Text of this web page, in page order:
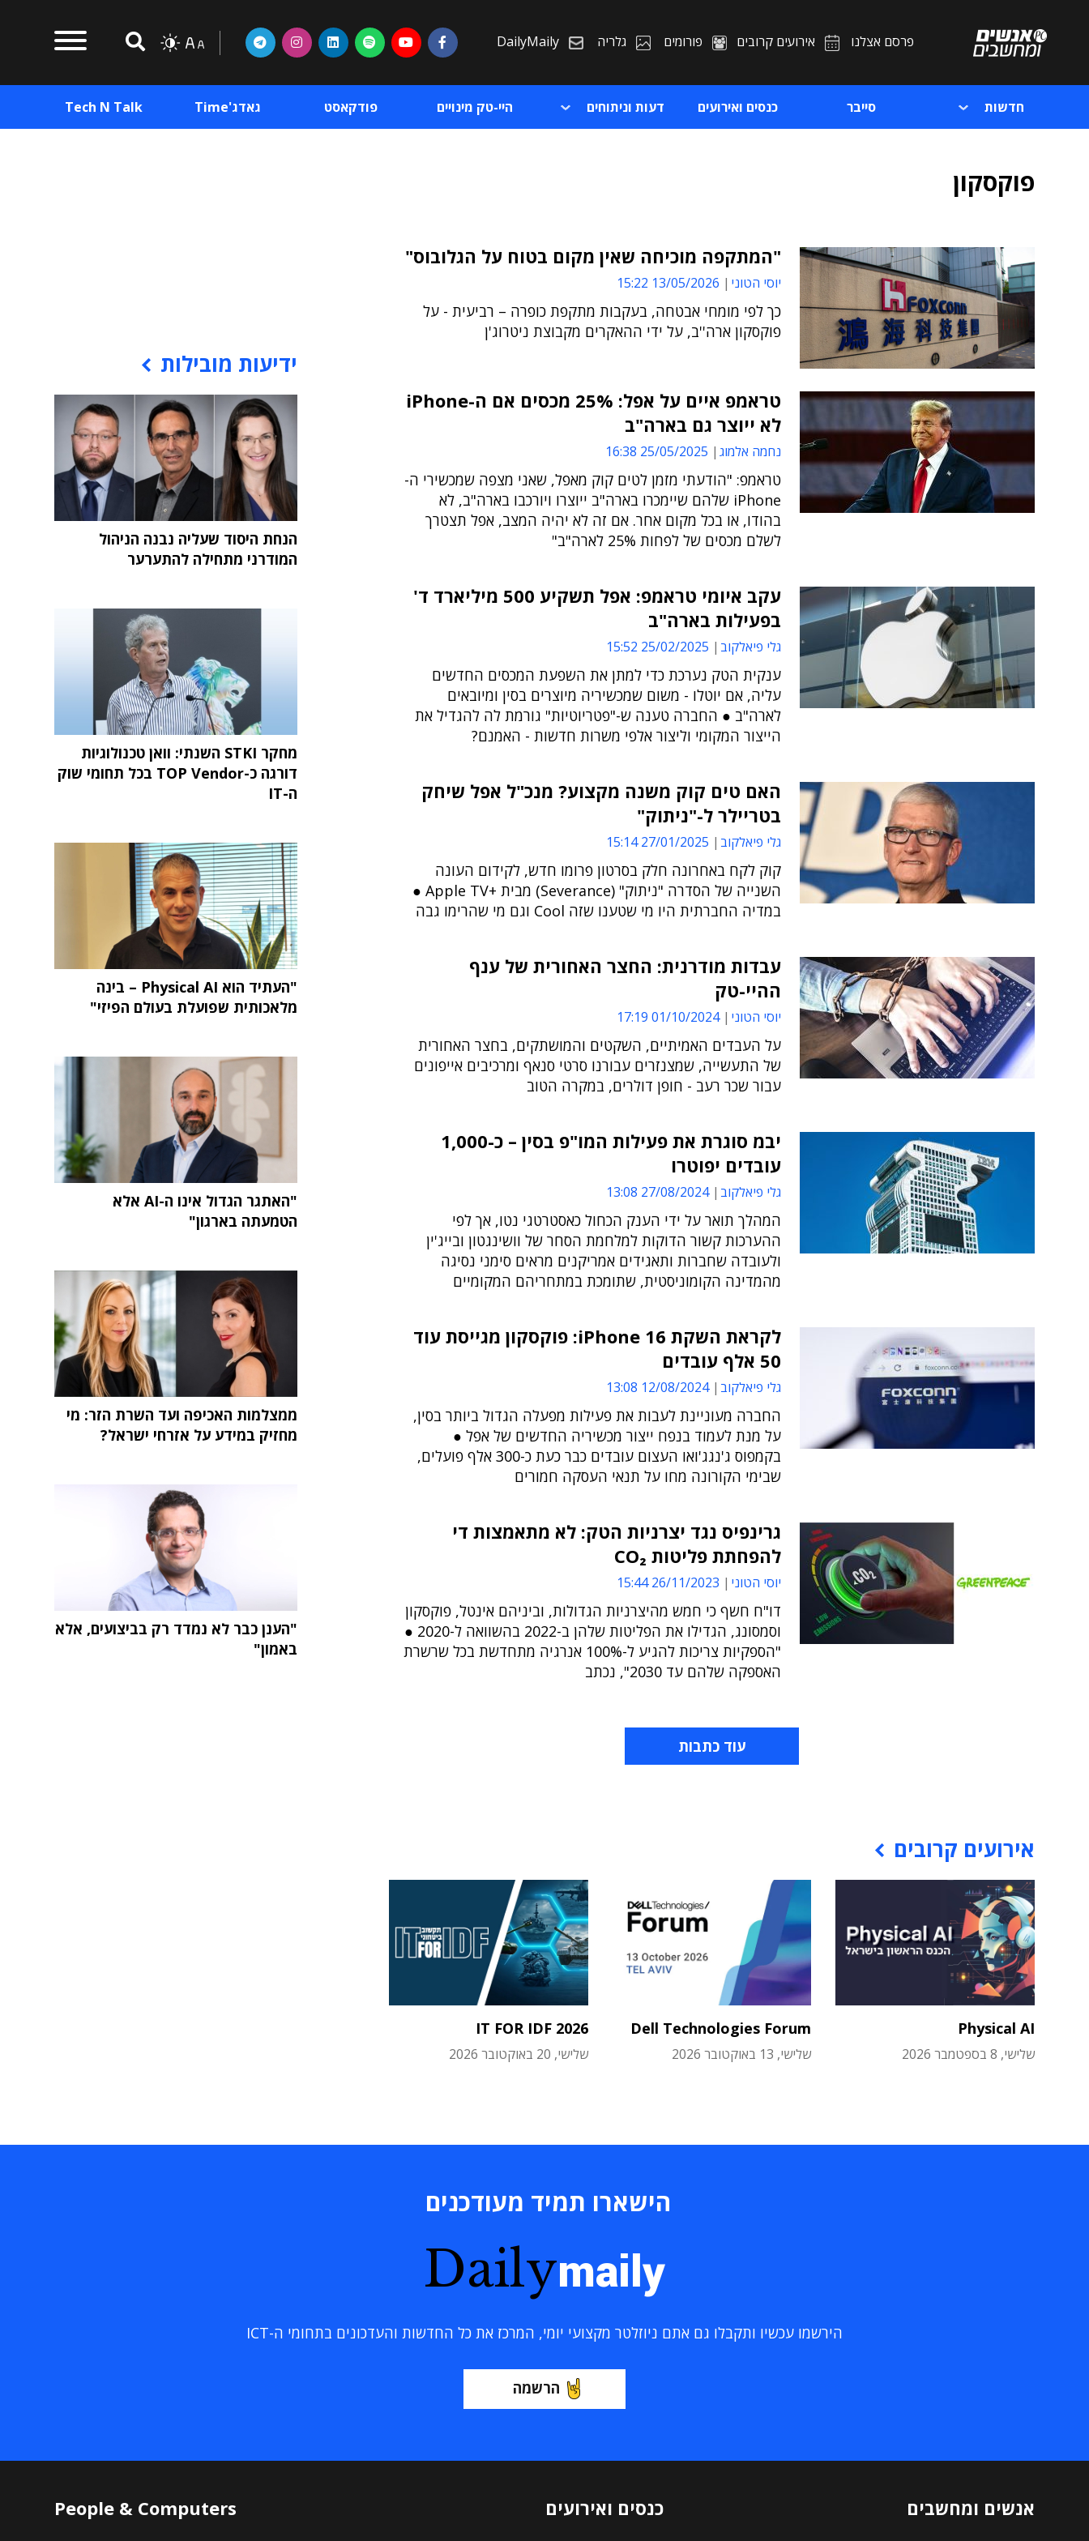
פרסם אצלנו אירועים קרובים פורומים גלריה DailyMaily
חדשות סייבר כנסים ואירועים דעות וניתוחים היי-טק מינויים פודקאסט גאדג'Time Tech N Talk
פוקסקון
"המתקפה מוכיחה שאין מקום בטוח על הגלובוס"
יוסי הטוני 13/05/2026 15:22
כך לפי מומחי אבטחה, בעקבות מתקפת כופרה – רביעית - על
פוקסקון ארה''ב, על ידי ההאקרים מקבוצת ניטרוג'ן
טראמפ איים על אפל: 25% מכסים אם ה-iPhone
לא ייוצר גם בארה"ב
נחמה אלמוג 25/05/2025 16:38
טראמפ: "הודעתי מזמן לטים קוק מאפל, שאני מצפה שמכשירי ה-
iPhone שלהם שיימכרו בארה"ב ייוצרו ויורכבו בארה"ב, לא
בהודו, או בכל מקום אחר. אם זה לא יהיה המצב, אפל תצטרך
לשלם מכסים של לפחות 25% לארה"ב"
עקב איומי טראמפ: אפל תשקיע 500 מיליארד ד'
בפעילות בארה"ב
גלי פיאלקוב 25/02/2025 15:52
ענקית הטק נערכת כדי למתן את השפעת המכסים החדשים
עליה, אם יוטלו - משום שמכשיריה מיוצרים בסין ומיובאים
לארה"ב ● החברה טענה ש-"פטריוטיות" גורמת לה להגדיל את
הייצור המקומי וליצור אלפי משרות חדשות - האמנם?
האם טים קוק משנה מקצוע? מנכ"ל אפל שיחק
בטריילר ל-"ניתוק"
גלי פיאלקוב 27/01/2025 15:14
קוק לקח באחרונה חלק בסרטון פרומו חדש, לקידום העונה
השנייה של הסדרה "ניתוק" (Severance) מבית +Apple TV ●
במדיה החברתית היו מי שטענו שזה Cool וגם מי שהרימו גבה
עבדות מודרנית: החצר האחורית של ענף
ההיי-טק
יוסי הטוני 01/10/2024 17:19
על העבדים האמיתיים, השקטים והמושתקים, בחצר האחורית
של התעשייה, שמצנזרים עבורנו סרטי סנאף ומרכיבים אייפונים
עבור שכר רעב - חופן דולרים, במקרה הטוב
יבמ סוגרת את פעילות המו"פ בסין – כ-1,000
עובדים יפוטרו
גלי פיאלקוב 27/08/2024 13:08
המהלך תואר על ידי הענק הכחול כאסטרטגי נטו, אך לפי
ההערכות קשור הדוקות למלחמת הסחר של וושינגטון ובייג'ין
ולעובדה שחברות ותאגידים אמריקנים מראים סימני נסיגה
מהמדינה הקומוניסטית, שתומכת במתחריהם המקומיים
לקראת השקת iPhone 16: פוקסקון מגייסת עוד
50 אלף עובדים
גלי פיאלקוב 12/08/2024 13:08
החברה מעוניינת לעבות את פעילות מפעלה הגדול ביותר בסין,
על מנת לעמוד בנפח ייצור מכשיריה החדשים של אפל ●
בקמפוס ג'נגג'ואו העצום עובדים כבר כעת כ-300 אלף פועלים,
שבימי הקורונה מחו על תנאי העסקה חמורים
גרינפיס נגד יצרניות הטק: לא מתאמצות די
להפחתת פליטות CO₂
יוסי הטוני 26/11/2023 15:44
דו"ח חשף כי חמש מהיצרניות הגדולות, וביניהם אינטל, פוקסקון
וסמסונג, הגדילו את הפליטות שלהן ב-2022 בהשוואה ל-2020 ●
"הספקיות צריכות להגיע ל-100% אנרגיה מתחדשת בכל שרשרת
האספקה ​​שלהם עד 2030", נכתב
עוד כתבות
אירועים קרובים
Physical AI
שלישי, 8 בספטמבר 2026
Dell Technologies Forum
שלישי, 13 באוקטובר 2026
IT FOR IDF 2026
שלישי, 20 באוקטובר 2026
ידיעות מובילות
הנחת היסוד שעליה נבנה הניהול
המודרני מתחילה להתערער
מחקר STKI השנתי: וואן טכנולוגיות
דורגה כ-TOP Vendor בכל תחומי שוק
ה-IT
"העתיד הוא Physical AI – בינה
מלאכותית שפועלת בעולם הפיזי"
"האתגר הגדול אינו ה-AI אלא
הטמעתה בארגון"
ממצלמות האכיפה ועד השרת הזר: מי
מחזיק במידע על אזרחי ישראל?
"הענן כבר לא נמדד רק בביצועים, אלא
באמון"
הישארו תמיד מעודכנים
Dailymaily
הירשמו עכשיו ותקבלו גם אתם ניוזלטר מקצועי יומי, המרכז את כל החדשות והעדכונים בתחומי ה-ICT
הרשמה
אנשים ומחשבים כנסים ואירועים People & Computers